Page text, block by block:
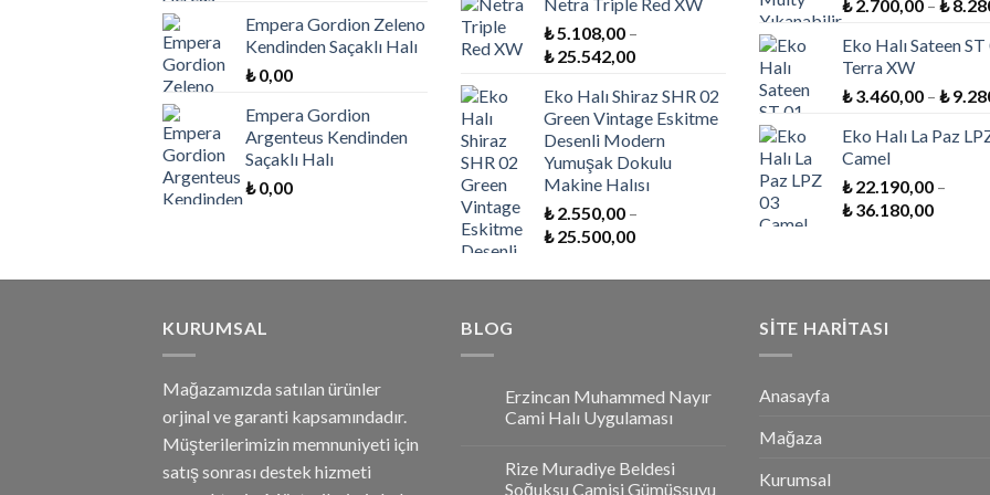
Empera Gordion Zeleno
Kendinden Saçaklı Halı
₺0,00
Empera Gordion
Argenteus Kendinden
Saçaklı Halı
₺0,00
₺ 6.480,00
-
₺ 32.400,00
₺5.108,00 –
₺25.542,00Fiyat
₺ 5.108,00
-
₺ 25.542,00
Eko Halı Shiraz SHR 02
Green Vintage Eskitme
Desenli Modern
Yumuşak Dokulu
Makine Halısı
₺2.550,00 –
₺25.500,00Fiyat
₺ 2.550,00
₺2.700,00 – ₺
Eko Halı Sateen ST
Terra XW
₺3.460,00 – ₺
Eko Halı La Paz
Camel
₺22.190,00 –
₺36.180,00Fiyat
-
KURUMSAL
Mağazamızda satılan ürünler
orjinal ve garanti kapsamındadır.
Müşterilerimizin memnuniyeti için
satış sonrası destek hizmeti
BLOG
Erzincan Muhammed Nayır
Cami Halı Uygulaması
Rize Muradiye Beldesi
Soğuksu Camisi Gümüşsuyu
SİTE HARİTASI
Anasayfa
Mağaza
Kurumsal